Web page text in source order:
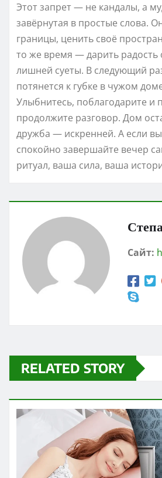
Этот запрет — не кандалы, а
завёрнутая в простые слова.
границы, ценить своё
то же время — дарить
лишней суеты. В следующий
потянется к губке в чужом
Улыбнитесь, поблагодарите и
продолжите разговор. Дом
дружба — искренней. А если
спокойно завершайте вечер
ритуал, ваша сила, ваша
Сайт:
RELATED STORY